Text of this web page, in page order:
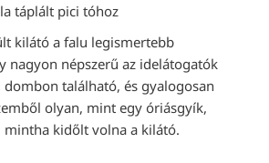
táplált pici tóhoz
kilátó a falu legismertebb
nagyon népszerű az idelátogatók
található, és gyalogosan
olyan, mint egy óriásgyík,
kidőlt volna a kilátó.